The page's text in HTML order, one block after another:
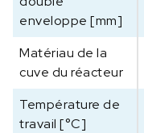
enveloppe [mm]
Matériau de la
cuve du réacteur
Température de
travail [°C]